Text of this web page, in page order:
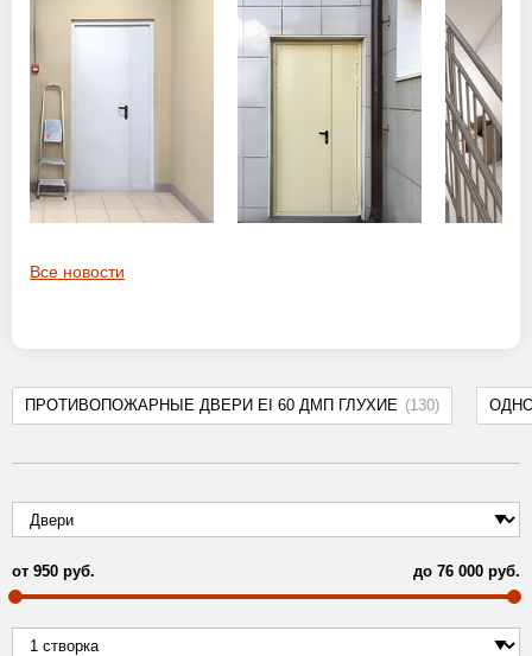
ПРОТИВОПОЖАРНЫЕ ДВЕРИ EI 60 ДМП ГЛУХИЕ (130)
от 950 руб. до 76 000 руб.
Все новости